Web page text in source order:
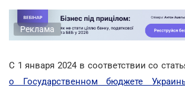
Реклама
С 1 января 2024 в соответствии со
о Государственном бюджете